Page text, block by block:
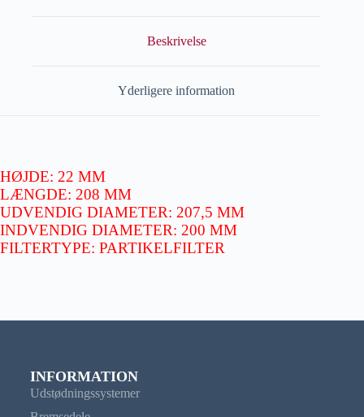
Beskrivelse
Yderligere information
HØJDE: 22 MM
LÆNGDE: 208 MM
UDVENDIG DIAMETER: 207,5 MM
INDVENDIG DIAMETER: 200 MM
FILTERTYPE: PARTIKELFILTER
INFORMATION
Udstødningssystemer